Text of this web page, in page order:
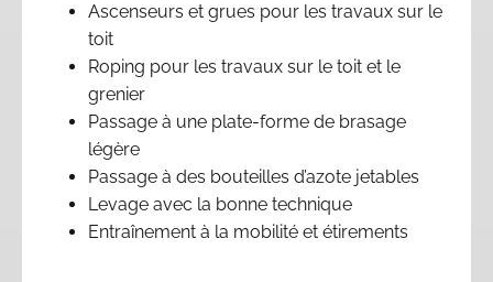
Ascenseurs et grues pour les travaux sur le
toit
Roping pour les travaux sur le toit et le
grenier
Passage à une plate-forme de brasage
légère
Passage à des bouteilles d’azote jetables
Levage avec la bonne technique
Entraînement à la mobilité et étirements